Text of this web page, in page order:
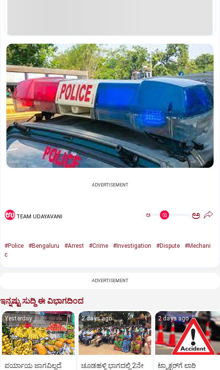
ADVERTISEMENT
TEAM UDAYAVANI ಅ ಅ
#Police #Bengaluru #Arrest #Crime #Investigation #Dispute
#Mechani
c
ADVERTISEMENT
ಇನ್ನಷ್ಟು ಸುದ್ದಿ ಈ ವಿಭಾಗದಿಂದ
Yesterday
ಪರ್ಯಾಯ ಜಾಗವಿಲ್ಲದೆ
2 days ago
ಚೂಡಹಳ್ಳಿ ಭಾಗದಲ್ಲಿ 2ನೇ
2 days ago
ಟ್ರ್ಯಾಕ್ಟರ್‌ಗೆ ಲಾರಿ